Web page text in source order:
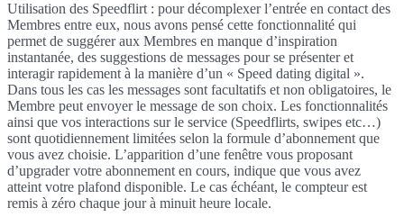
Utilisation des Speedflirt : pour décomplexer l’entrée en contact des
Membres entre eux, nous avons pensé cette fonctionnalité qui
permet de suggérer aux Membres en manque d’inspiration
instantanée, des suggestions de messages pour se présenter et
interagir rapidement à la manière d’un « Speed dating digital ».
Dans tous les cas les messages sont facultatifs et non obligatoires, le
Membre peut envoyer le message de son choix. Les fonctionnalités
ainsi que vos interactions sur le service (Speedflirts, swipes etc…)
sont quotidiennement limitées selon la formule d’abonnement que
vous avez choisie. L’apparition d’une fenêtre vous proposant
d’upgrader votre abonnement en cours, indique que vous avez
atteint votre plafond disponible. Le cas échéant, le compteur est
remis à zéro chaque jour à minuit heure locale.